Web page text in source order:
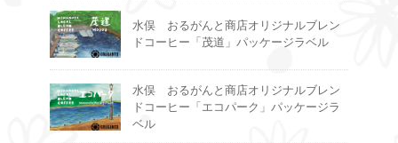
水俣 おるがんと商店オリジナルブレン
ドコーヒー「茂道」パッケージラベル
水俣 おるがんと商店オリジナルブレン
ドコーヒー「エコパーク」パッケージラ
ベル